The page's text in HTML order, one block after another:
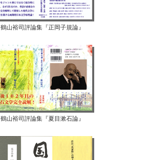
鶴山裕司評論集『正岡子規論』
鶴山裕司評論集『夏目漱石論』